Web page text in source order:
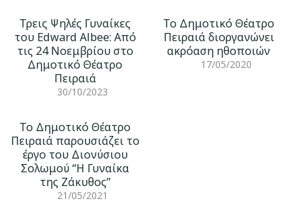
Τρεις Ψηλές Γυναίκες
του Edward Albee: Από
τις 24 Νοεμβρίου στο
Δημοτικό Θέατρο
Πειραιά
30/10/2023
Το Δημοτικό Θέατρο
Πειραιά διοργανώνει
ακρόαση ηθοποιών
17/05/2020
Το Δημοτικό Θέατρο
Πειραιά παρουσιάζει το
έργο του Διονύσιου
Σολωμού “Η Γυναίκα
της Ζάκυθος”
21/05/2021